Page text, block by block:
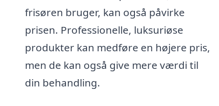
frisøren bruger, kan også påvirke
prisen. Professionelle, luksuriøse
produkter kan medføre en højere pris,
men de kan også give mere værdi til
din behandling.